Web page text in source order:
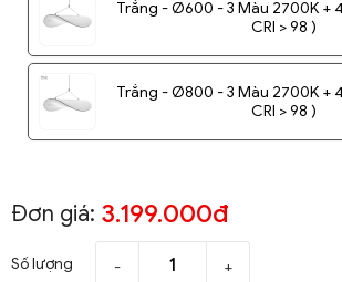
Trắng - Ø600 - 3 Màu 2700K +
CRI > 98 )
Trắng - Ø800 - 3 Màu 2700K +
CRI > 98 )
Đơn giá: 3.199.000đ
Số lượng - +